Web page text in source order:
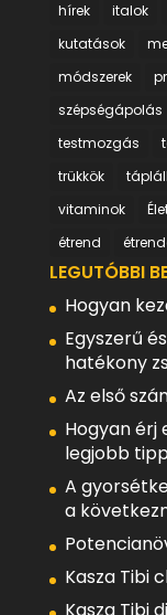
hírek
italok
kutatások
módszerek
szépségápolás
testmozgás
trükkök
vitaminok
étrend
LEGUTÓBBI
Hogyan
Egyszerű
hatékony
Az első
Hogyan érj
legjobb
A
a
Kasza Tibi